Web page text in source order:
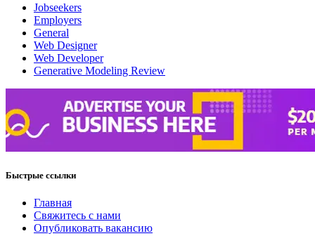
Jobseekers
Employers
General
Web Designer
Web Developer
Generative Modeling Review
Быстрые ссылки
Главная
Свяжитесь с нами
Опубликовать вакансию